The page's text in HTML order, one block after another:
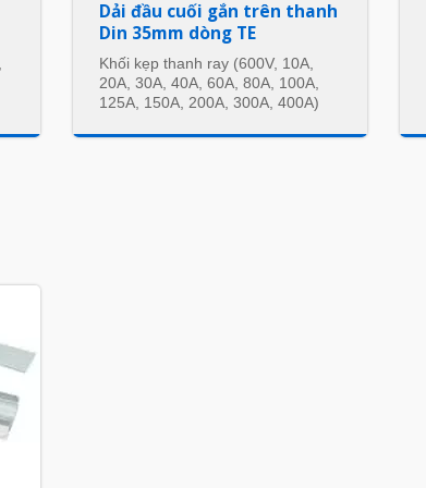
Dải đầu cuối gắn trên thanh
Din 35mm dòng TE
Khối kẹp thanh ray (600V, 10A,
20A, 30A, 40A, 60A, 80A, 100A,
125A, 150A, 200A, 300A, 400A)